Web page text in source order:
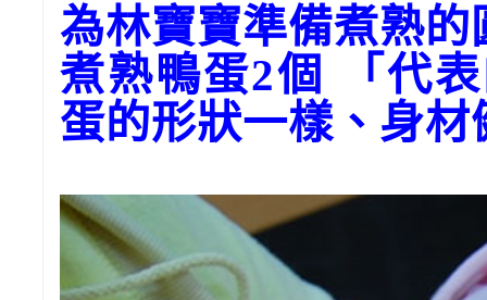
為林寶寶準備煮熟
煮熟鴨蛋2個 「代
蛋的形狀一樣、身材